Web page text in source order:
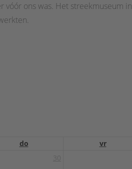
ons was. Het streekmuseum in
do vr